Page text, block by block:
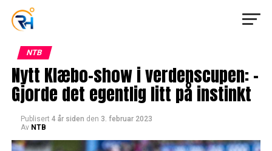
NTB
Nytt Klæbo-show i verdenscupen: –
Gjorde det egentlig litt på instinkt
Publisert 4 år siden den 3. februar 2023
Av NTB